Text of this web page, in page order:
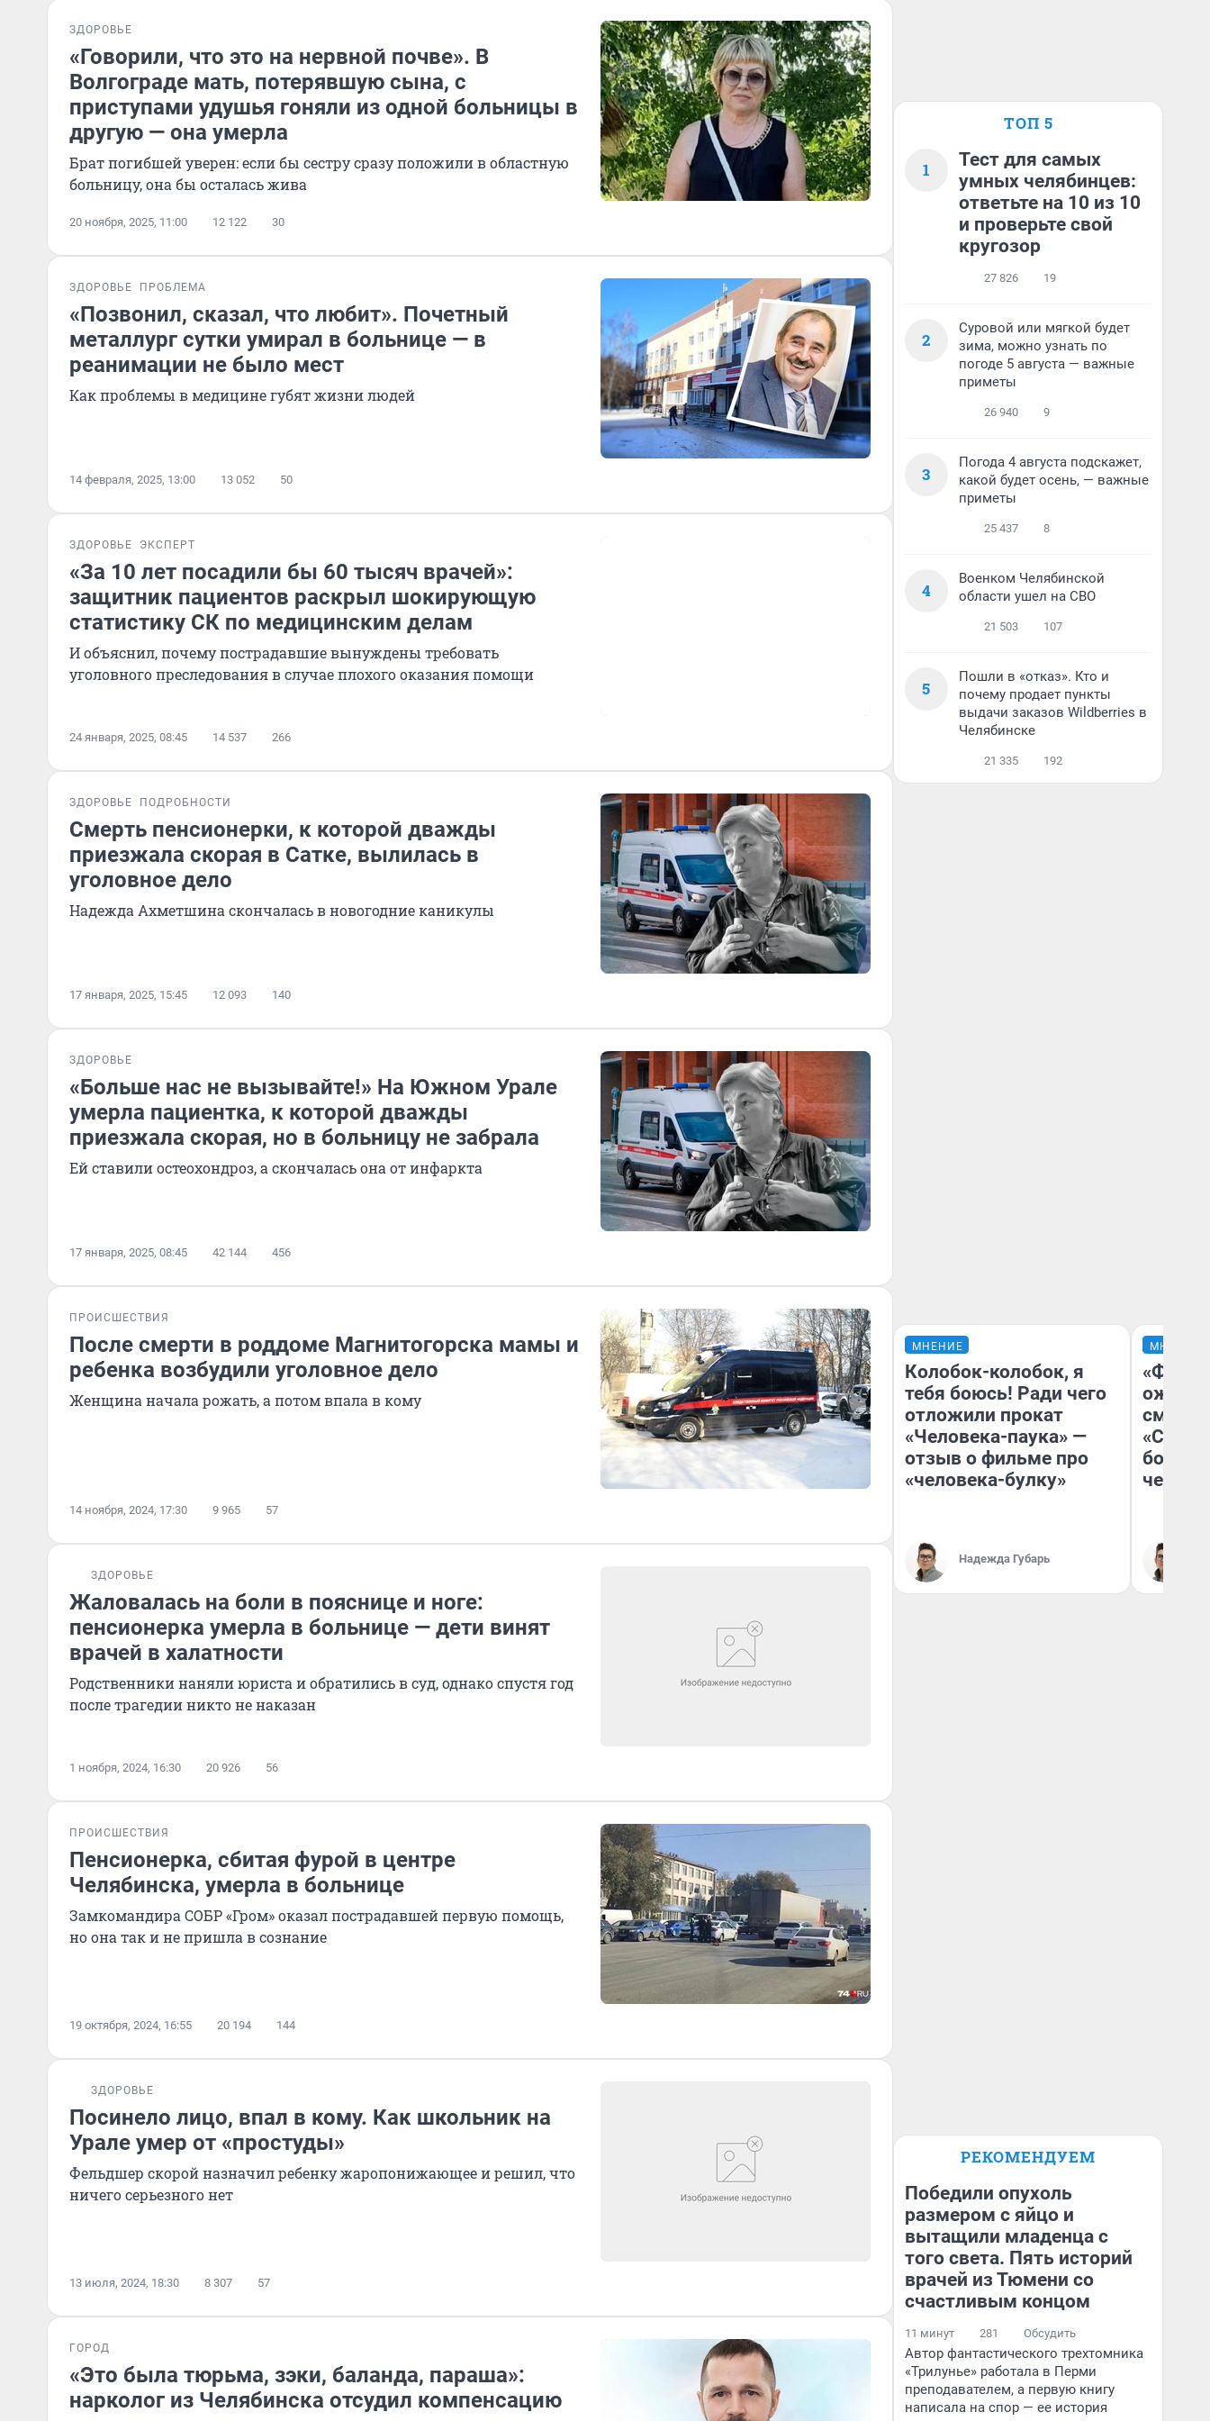
ЗДОРОВЬЕ
«Говорили, что это на нервной почве». В
Волгограде мать, потерявшую сына, с
приступами удушья гоняли из одной больницы в
другую — она умерла
Брат погибшей уверен: если бы сестру сразу положили в областную
больницу, она бы осталась жива
20 ноября, 2025, 11:00 12 122 30
ЗДОРОВЬЕ ПРОБЛЕМА
«Позвонил, сказал, что любит». Почетный
металлург сутки умирал в больнице — в
реанимации не было мест
Как проблемы в медицине губят жизни людей
14 февраля, 2025, 13:00 13 052 50
ЗДОРОВЬЕ ЭКСПЕРТ
«За 10 лет посадили бы 60 тысяч врачей»:
защитник пациентов раскрыл шокирующую
статистику СК по медицинским делам
И объяснил, почему пострадавшие вынуждены требовать
уголовного преследования в случае плохого оказания помощи
24 января, 2025, 08:45 14 537 266
ЗДОРОВЬЕ ПОДРОБНОСТИ
Смерть пенсионерки, к которой дважды
приезжала скорая в Сатке, вылилась в
уголовное дело
Надежда Ахметшина скончалась в новогодние каникулы
17 января, 2025, 15:45 12 093 140
ЗДОРОВЬЕ
«Больше нас не вызывайте!» На Южном Урале
умерла пациентка, к которой дважды
приезжала скорая, но в больницу не забрала
Ей ставили остеохондроз, а скончалась она от инфаркта
17 января, 2025, 08:45 42 144 456
ПРОИСШЕСТВИЯ
После смерти в роддоме Магнитогорска мамы и
ребенка возбудили уголовное дело
Женщина начала рожать, а потом впала в кому
14 ноября, 2024, 17:30 9 965 57
ЗДОРОВЬЕ
Жаловалась на боли в пояснице и ноге:
пенсионерка умерла в больнице — дети винят
врачей в халатности
Родственники наняли юриста и обратились в суд, однако спустя год
после трагедии никто не наказан
1 ноября, 2024, 16:30 20 926 56
ПРОИСШЕСТВИЯ
Пенсионерка, сбитая фурой в центре
Челябинска, умерла в больнице
Замкомандира СОБР «Гром» оказал пострадавшей первую помощь,
но она так и не пришла в сознание
19 октября, 2024, 16:55 20 194 144
ЗДОРОВЬЕ
Посинело лицо, впал в кому. Как школьник на
Урале умер от «простуды»
Фельдшер скорой назначил ребенку жаропонижающее и решил, что
ничего серьезного нет
13 июля, 2024, 18:30 8 307 57
ГОРОД
«Это была тюрьма, зэки, баланда, параша»:
нарколог из Челябинска отсудил компенсацию
ТОП 5
1
Тест для самых
умных челябинцев:
ответьте на 10 из 10
и проверьте свой
кругозор
27 826 19
2
Суровой или мягкой будет
зима, можно узнать по
погоде 5 августа — важные
приметы
26 940 9
3
Погода 4 августа подскажет,
какой будет осень, — важные
приметы
25 437 8
4
Военком Челябинской
области ушел на СВО
21 503 107
5
Пошли в «отказ». Кто и
почему продает пункты
выдачи заказов Wildberries в
Челябинске
21 335 192
МНЕНИЕ
Колобок-колобок, я
тебя боюсь! Ради чего
отложили прокат
«Человека-паука» —
отзыв о фильме про
«человека-булку»
Надежда Губарь
МНЕНИЕ
РЕКОМЕНДУЕМ
Победили опухоль
размером с яйцо и
вытащили младенца с
того света. Пять историй
врачей из Тюмени со
счастливым концом
11 минут 281 Обсудить
Автор фантастического трехтомника
«Трилунье» работала в Перми
преподавателем, а первую книгу
написала на спор — ее история